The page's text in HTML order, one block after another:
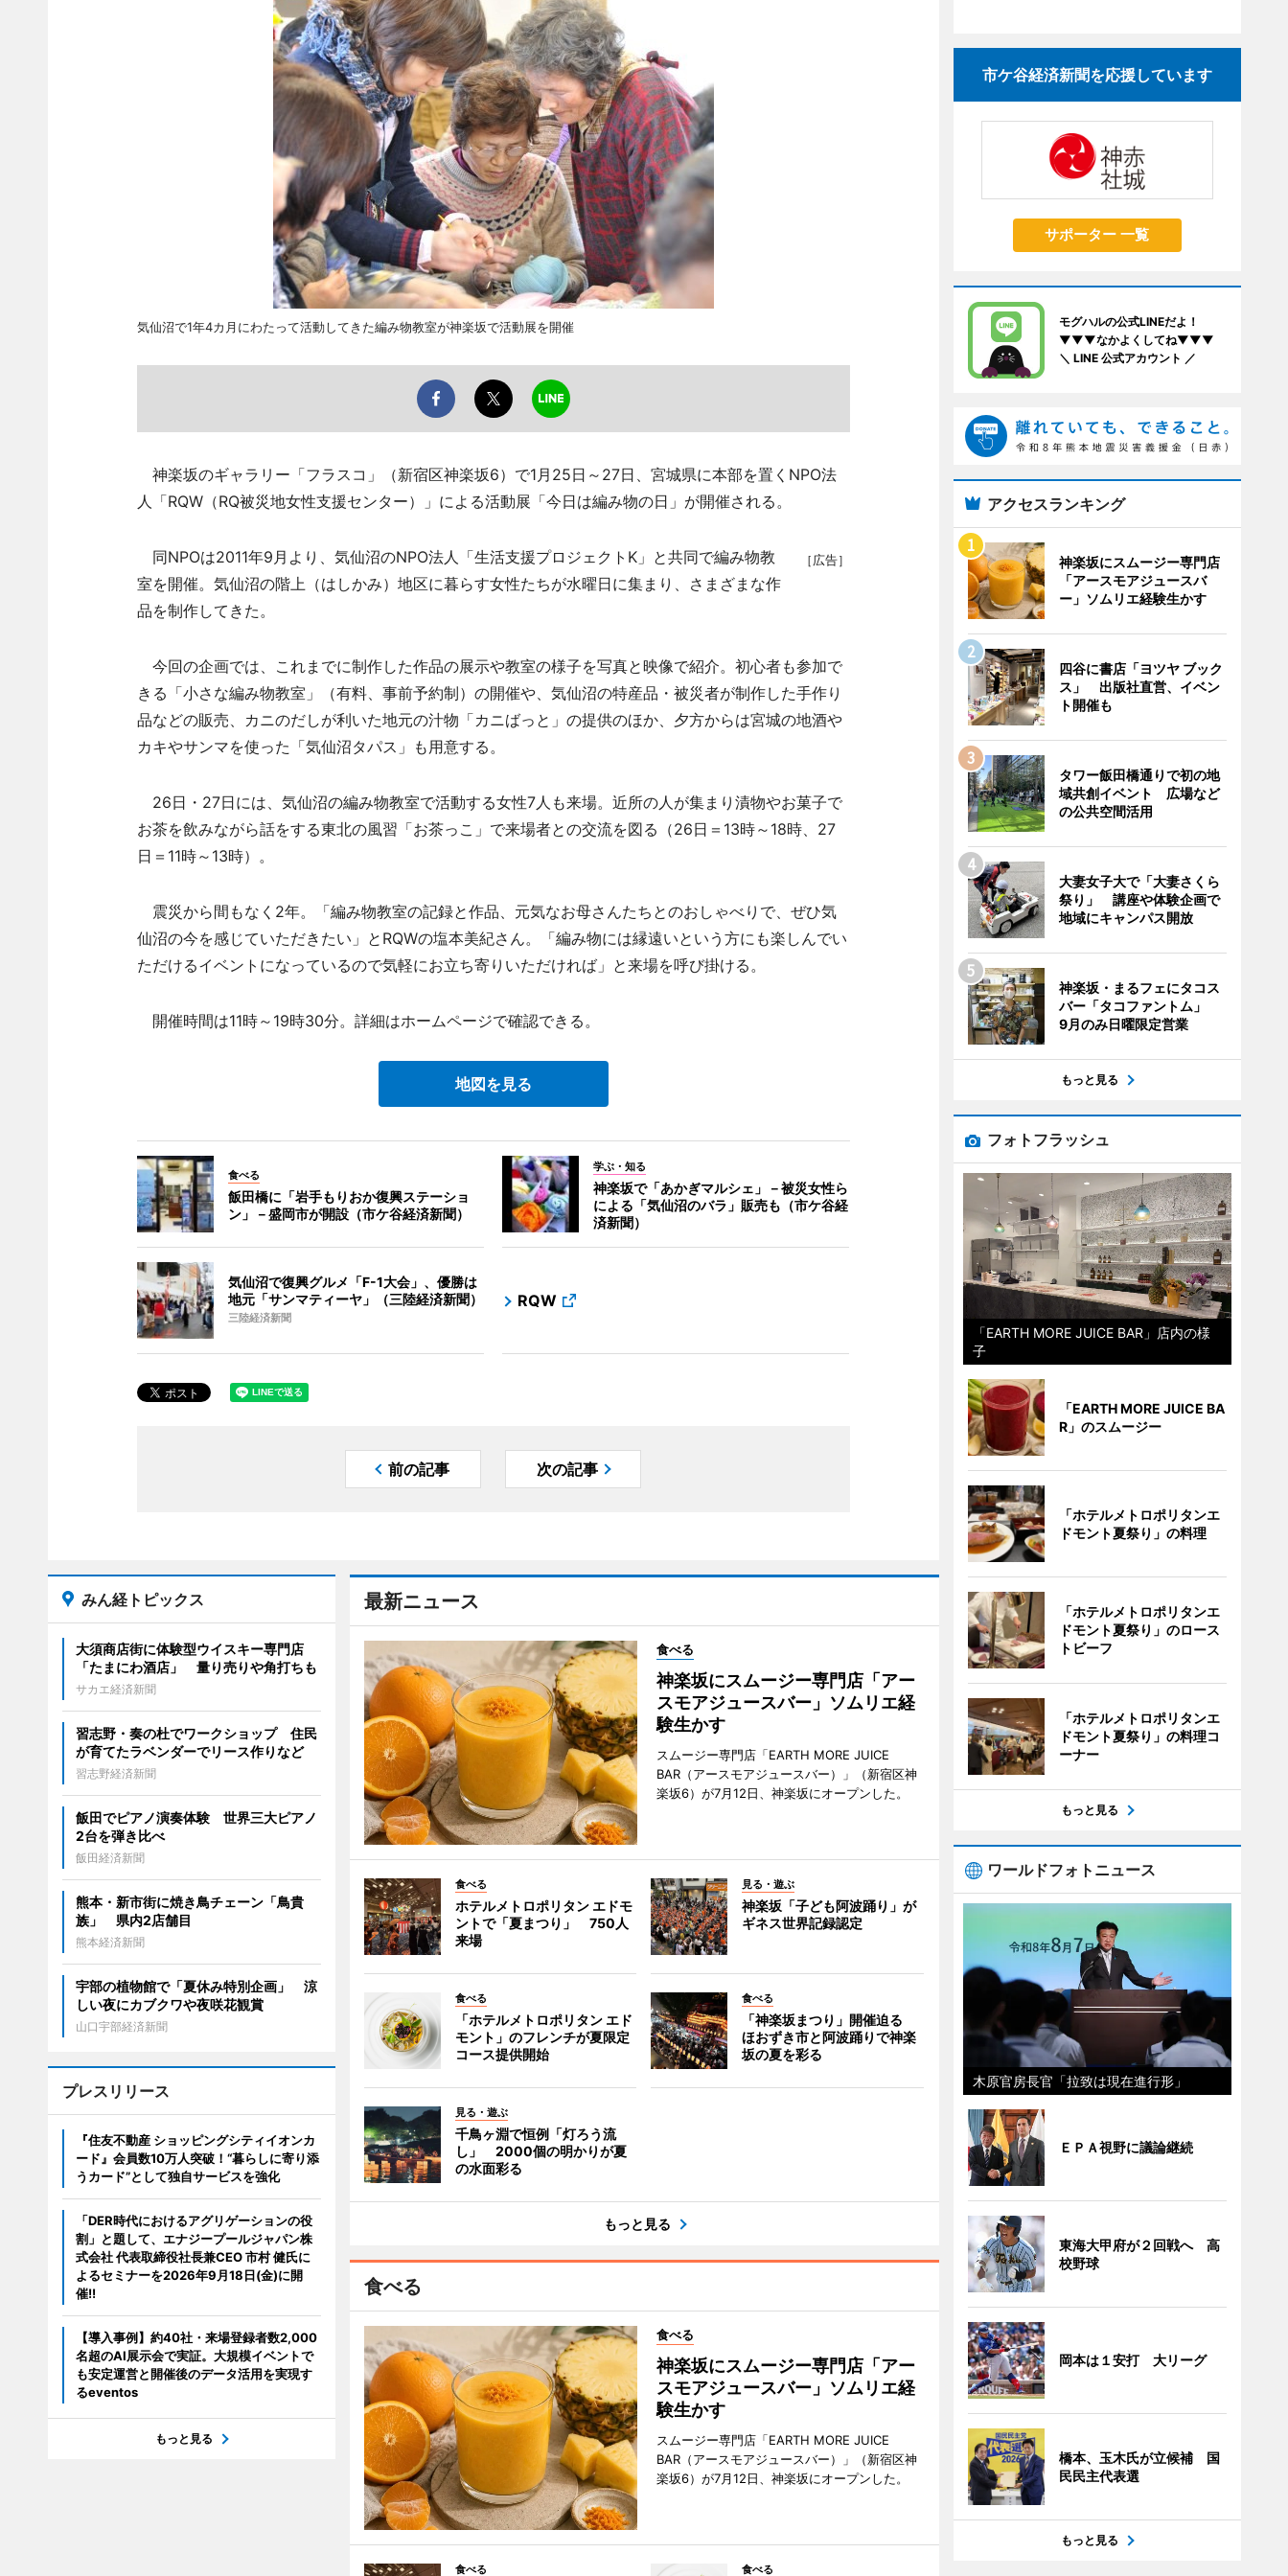
気仙沼で1年4カ月にわたって活動してきた編み物教室が神楽坂で活動展を開催
神楽坂のギャラリー「フラスコ」（新宿区神楽坂6）で1月25日～27日、宮城県に本部を置くNPO法
人「RQW（RQ被災地女性支援センター）」による活動展「今日は編み物の日」が開催される。
［広告］
同NPOは2011年9月より、気仙沼のNPO法人「生活支援プロジェクトK」と共同で編み物教
室を開催。気仙沼の階上（はしかみ）地区に暮らす女性たちが水曜日に集まり、さまざまな作
品を制作してきた。
今回の企画では、これまでに制作した作品の展示や教室の様子を写真と映像で紹介。初心者も参加で
きる「小さな編み物教室」（有料、事前予約制）の開催や、気仙沼の特産品・被災者が制作した手作り
品などの販売、カニのだしが利いた地元の汁物「カニばっと」の提供のほか、夕方からは宮城の地酒や
カキやサンマを使った「気仙沼タパス」も用意する。
26日・27日には、気仙沼の編み物教室で活動する女性7人も来場。近所の人が集まり漬物やお菓子で
お茶を飲みながら話をする東北の風習「お茶っこ」で来場者との交流を図る（26日＝13時～18時、27
日＝11時～13時）。
震災から間もなく2年。「編み物教室の記録と作品、元気なお母さんたちとのおしゃべりで、ぜひ気
仙沼の今を感じていただきたい」とRQWの塩本美紀さん。「編み物には縁遠いという方にも楽しんでい
ただけるイベントになっているので気軽にお立ち寄りいただければ」と来場を呼び掛ける。
開催時間は11時～19時30分。詳細はホームページで確認できる。
地図を見る
食べる
飯田橋に「岩手もりおか復興ステーショ
ン」－盛岡市が開設（市ケ谷経済新聞）
学ぶ・知る
神楽坂で「あかぎマルシェ」－被災女性ら
による「気仙沼のバラ」販売も（市ケ谷経
済新聞）
気仙沼で復興グルメ「F-1大会」、優勝は
地元「サンマティーヤ」（三陸経済新聞）
三陸経済新聞
RQW
前の記事 次の記事
最新ニュース
食べる
神楽坂にスムージー専門店「アー
スモアジュースバー」ソムリエ経
験生かす
スムージー専門店「EARTH MORE JUICE
BAR（アースモアジュースバー）」（新宿区神
楽坂6）が7月12日、神楽坂にオープンした。
食べる
ホテルメトロポリタン エドモ
ントで「夏まつり」 750人
来場
見る・遊ぶ
神楽坂「子ども阿波踊り」が
ギネス世界記録認定
食べる
「ホテルメトロポリタン エド
モント」のフレンチが夏限定
コース提供開始
食べる
「神楽坂まつり」開催迫る
ほおずき市と阿波踊りで神楽
坂の夏を彩る
見る・遊ぶ
千鳥ヶ淵で恒例「灯ろう流
し」 2000個の明かりが夏
の水面彩る
もっと見る
食べる
食べる
神楽坂にスムージー専門店「アー
スモアジュースバー」ソムリエ経
験生かす
スムージー専門店「EARTH MORE JUICE
BAR（アースモアジュースバー）」（新宿区神
楽坂6）が7月12日、神楽坂にオープンした。
食べる 食べる
みん経トピックス
大須商店街に体験型ウイスキー専門店
「たまにわ酒店」 量り売りや角打ちも
サカエ経済新聞
習志野・奏の杜でワークショップ 住民
が育てたラベンダーでリース作りなど
習志野経済新聞
飯田でピアノ演奏体験 世界三大ピアノ
2台を弾き比べ
飯田経済新聞
熊本・新市街に焼き鳥チェーン「鳥貴
族」 県内2店舗目
熊本経済新聞
宇部の植物館で「夏休み特別企画」 涼
しい夜にカブクワや夜咲花観賞
山口宇部経済新聞
プレスリリース
『住友不動産 ショッピングシティイオンカ
ード』会員数10万人突破！“暮らしに寄り添
うカード”として独自サービスを強化
「DER時代におけるアグリゲーションの役
割」と題して、エナジープールジャパン株
式会社 代表取締役社長兼CEO 市村 健氏に
よるセミナーを2026年9月18日(金)に開
催!!
【導入事例】約40社・来場登録者数2,000
名超のAI展示会で実証。大規模イベントで
も安定運営と開催後のデータ活用を実現す
るeventos
もっと見る
市ケ谷経済新聞を応援しています
サポーター 一覧
モグハルの公式LINEだよ！
▼▼▼なかよくしてね▼▼▼
＼ LINE 公式アカウント ／
アクセスランキング
神楽坂にスムージー専門店
「アースモアジュースバ
ー」ソムリエ経験生かす
四谷に書店「ヨツヤ ブック
ス」 出版社直営、イベン
ト開催も
タワー飯田橋通りで初の地
域共創イベント 広場など
の公共空間活用
大妻女子大で「大妻さくら
祭り」 講座や体験企画で
地域にキャンパス開放
神楽坂・まるフェにタコス
バー「タコファントム」
9月のみ日曜限定営業
もっと見る
フォトフラッシュ
「EARTH MORE JUICE BAR」店内の様
子
「EARTH MORE JUICE BA
R」のスムージー
「ホテルメトロポリタンエ
ドモント夏祭り」の料理
「ホテルメトロポリタンエ
ドモント夏祭り」のロース
トビーフ
「ホテルメトロポリタンエ
ドモント夏祭り」の料理コ
ーナー
もっと見る
ワールドフォトニュース
木原官房長官「拉致は現在進行形」
ＥＰＡ視野に議論継続
東海大甲府が２回戦へ 高
校野球
岡本は１安打 大リーグ
橋本、玉木氏が立候補 国
民民主代表選
もっと見る